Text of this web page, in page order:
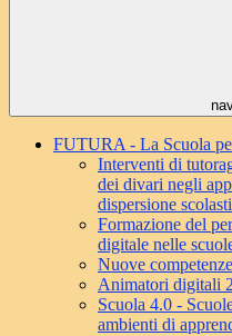
FUTURA - La Scuola
Interventi di
dei divari negli
dispersione
Formazione del
digitale nelle
Nuove
Animatori digitali
Scuola 4.0 -
ambienti di